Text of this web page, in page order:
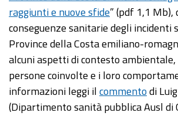
raggiunti e nuove sfide” (pdf 1,1 Mb),
conseguenze sanitarie degli incidenti
Province della Costa emiliano-
alcuni aspetti di contesto
persone coinvolte e i loro
informazioni leggi ilcommentodi
(Dipartimento sanità pubblica Ausl di